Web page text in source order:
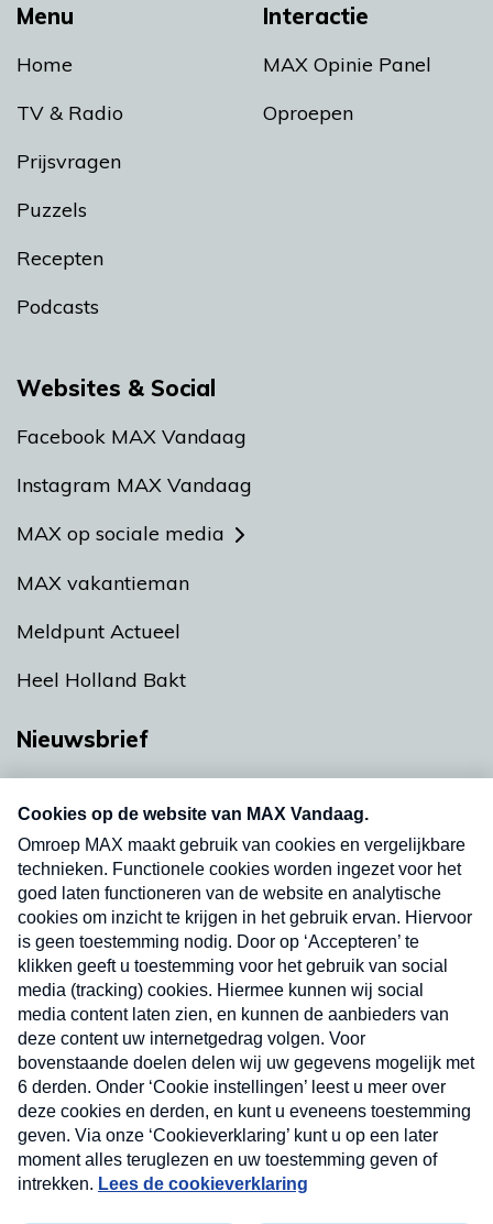
Menu
Home
TV & Radio
Prijsvragen
Puzzels
Recepten
Podcasts
Interactie
MAX Opinie Panel
Oproepen
Websites & Social
Facebook MAX Vandaag
Instagram MAX Vandaag
MAX op sociale media
MAX vakantieman
Meldpunt Actueel
Heel Holland Bakt
Nieuwsbrief
nieuwsbrief. Elke vrijdag- en dinsdagochtend in
uw mailbox.
Verzend
Nieuwsbrief
Neem hier een gratis abonnement op onze
nieuwsbrief. Elke vrijdag- en dinsdagochtend in uw